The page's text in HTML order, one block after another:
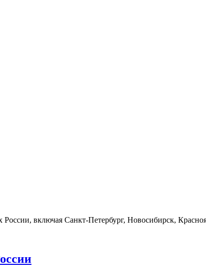
включая Санкт-Петербург, Новосибирск,